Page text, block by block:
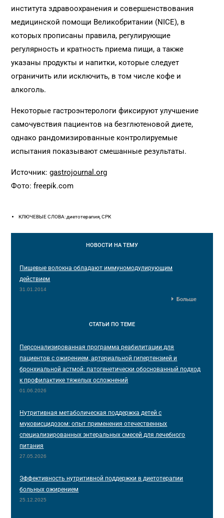
института здравоохранения и совершенствования
медицинской помощи Великобритании (NICE), в
которых прописаны правила, регулирующие
регулярность и кратность приема пищи, а также
указаны продукты и напитки, которые следует
ограничить или исключить, в том числе кофе и
алкоголь.
Некоторые гастроэнтерологи фиксируют улучшение
самочувствия пациентов на безглютеновой диете,
однако рандомизированные контролируемые
испытания показывают смешанные результаты.
Источник:gastrojournal.org
Фото: freepik.com
КЛЮЧЕВЫЕ СЛОВА: диетотерапия, СРК
НОВОСТИ НА ТЕМУ
Пищевые волокна обладают иммуномодулирующим
действием
31.01.2014
Больше
СТАТЬИ ПО ТЕМЕ
Персонализированная программа реабилитации для
пациентов с ожирением, артериальной гипертензией и
бронхиальной астмой: патогенетически обоснованный подход
к профилактике тяжелых осложнений
01.06.2026
Нутритивная метаболическая поддержка детей с
муковисцидозом: опыт применения отечественных
специализированных энтеральных смесей для лечебного
питания
27.05.2026
Эффективность нутритивной поддержки в диетотерапии
больных ожирением
25.12.2025